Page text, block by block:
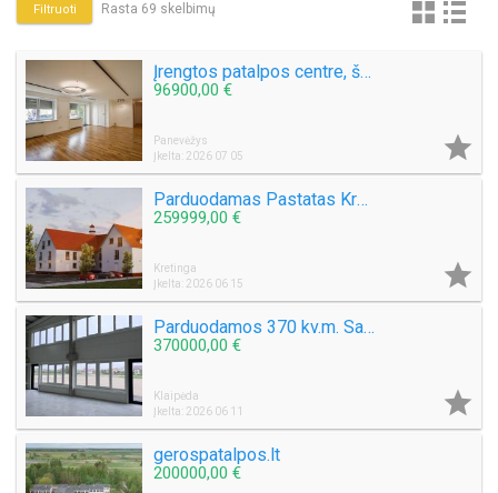
Filtruoti Rasta 69 skelbimų
Įrengtos patalpos centre, šalia turgaus
96900,00 €
Panevėžys
Įkelta: 2026 07 05

Parduodamas Pastatas Kretingos raj. Kurmaičių k. Mokyklos g. Yra Statybos Leidimas
259999,00 €
Kretinga
Įkelta: 2026 06 15

Parduodamos 370 kv.m. Sandėliavimo – Komercinės patalpos Klaipėdos raj.
370000,00 €
Klaipėda
Įkelta: 2026 06 11

gerospatalpos.lt
200000,00 €